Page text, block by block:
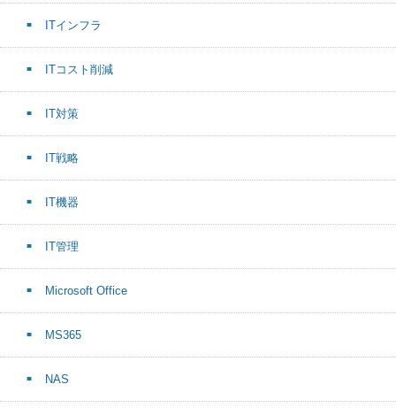
ITインフラ
ITコスト削減
IT対策
IT戦略
IT機器
IT管理
Microsoft Office
MS365
NAS